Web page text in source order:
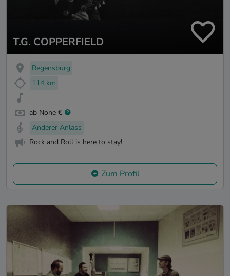
T.G. COPPERFIELD
Regensburg
114 km
ab None €
Anderer Anlass
Rock and Roll is here to stay!
Zum Profil